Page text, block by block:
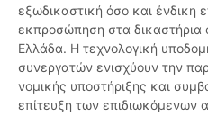
εξωδικαστική όσο και ένδικη
εκπροσώπηση στα
Ελλάδα. Η τεχνολογική
συνεργατών ενισχύουν την
νομικής υποστήριξης και
επίτευξη των επιδιωκόμενων